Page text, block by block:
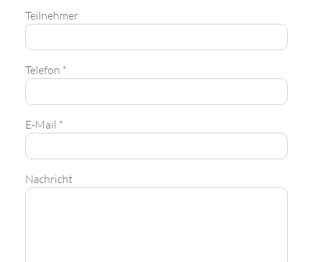
Teilnehmer
Telefon *
E-Mail *
Nachricht